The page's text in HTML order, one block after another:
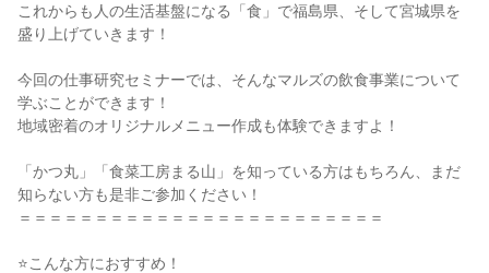
これからも人の生活基盤になる「食」で福島県、そして宮城県を
盛り上げていきます！
今回の仕事研究セミナーでは、そんなマルズの飲食事業について
学ぶことができます！
地域密着のオリジナルメニュー作成も体験できますよ！
「かつ丸」「食菜工房まる山」を知っている方はもちろん、まだ
知らない方も是非ご参加ください！
＝＝＝＝＝＝＝＝＝＝＝＝＝＝＝＝＝＝＝＝＝＝＝＝
⭐こんな方におすすめ！